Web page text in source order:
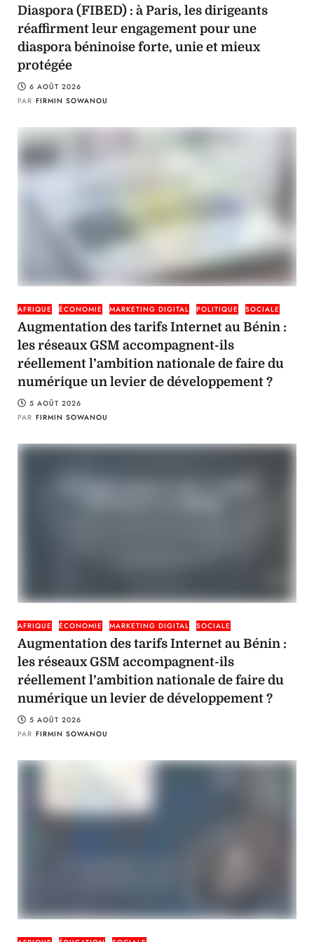
Diaspora (FIBED) : à Paris, les dirigeants
réaffirment leur engagement pour une
diaspora béninoise forte, unie et mieux
protégée
6 AOÛT 2026
PAR FIRMIN SOWANOU
AFRIQUE ÉCONOMIE MARKETING DIGITAL POLITIQUE SOCIALE
Augmentation des tarifs Internet au Bénin :
les réseaux GSM accompagnent-ils
réellement l’ambition nationale de faire du
numérique un levier de développement ?
5 AOÛT 2026
PAR FIRMIN SOWANOU
AFRIQUE ÉCONOMIE MARKETING DIGITAL SOCIALE
Augmentation des tarifs Internet au Bénin :
les réseaux GSM accompagnent-ils
réellement l’ambition nationale de faire du
numérique un levier de développement ?
5 AOÛT 2026
PAR FIRMIN SOWANOU